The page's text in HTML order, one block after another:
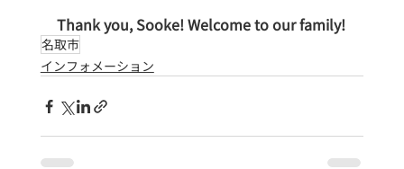
Thank you, Sooke! Welcome to our family!
名取市
インフォメーション